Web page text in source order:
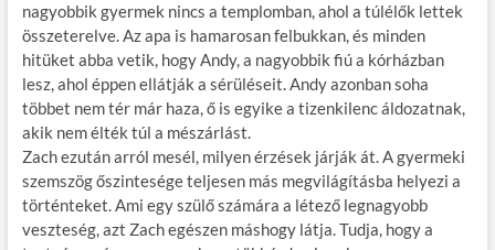
nagyobbik gyermek nincs a templomban, ahol a túlélők lettek
összeterelve. Az apa is hamarosan felbukkan, és minden
hitüket abba vetik, hogy Andy, a nagyobbik fiú a kórházban
lesz, ahol éppen ellátják a sérüléseit. Andy azonban soha
többet nem tér már haza, ő is egyike a tizenkilenc áldozatnak,
akik nem élték túl a mészárlást.
Zach ezután arról mesél, milyen érzések járják át. A gyermeki
szemszög őszintesége teljesen más megvilágításba helyezi a
történteket. Ami egy szülő számára a létező legnagyobb
veszteség, azt Zach egészen máshogy látja. Tudja, hogy a